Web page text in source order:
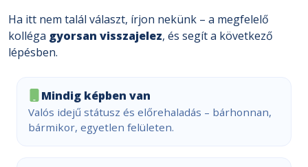
Ha itt nem talál választ, írjon nekünk – a megfelelő
kolléga gyorsan visszajelez, és segít a következő
lépésben.
Mindig képben van
Valós idejű státusz és előrehaladás – bárhonnan,
bármikor, egyetlen felületen.